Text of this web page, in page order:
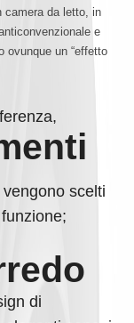
camera da letto, in
e
ovunque un “effetto
scelti
di